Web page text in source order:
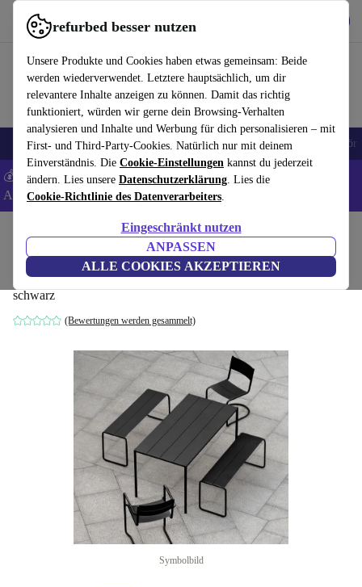
refurbed besser nutzen
Unsere Produkte und Cookies haben etwas gemeinsam: Beide
werden wiederverwendet. Letztere hauptsächlich, um dir
relevantere Inhalte anzeigen zu können. Damit das richtig
funktioniert, würden wir gerne dein Browsing-Verhalten
analysieren und Inhalte und Werbung für dich personalisieren – mit
First- und Third-Party-Cookies. Natürlich nur mit deinem
Einverständnis. Die Cookie-Einstellungen kannst du jederzeit
ändern. Lies unsere Datenschutzerklärung. Lies die
Cookie-Richtlinie des Datenverarbeiters.
Eingeschränkt nutzen
ANPASSEN
ALLE COOKIES AKZEPTIEREN
refurbed schnell und einfach nutzen
🎒 Back to school Handys Laptops Tablets Smartwatches Zubehör
💰 Extra -5% auf Samsung- und Google-Smartphones - Code:
ANDROID5 -AGB
Haushalt Möbel
Sine Stuhl Stapelbar Schwarz
schwarz
(Bewertungen werden gesammelt)
Symbolbild